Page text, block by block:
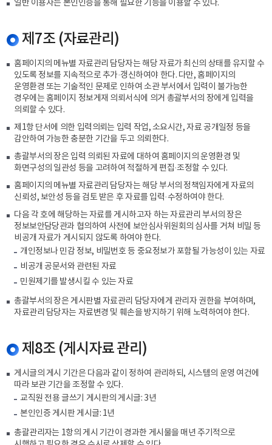
일반 이용자는 본인인증을 통해 필요한 기능을 이용할 수 있다.
제7조 (자료관리)
홈페이지의 메뉴별 자료관리 담당자는 해당 자료가 최신의 상태를 유지할 수
있도록 정보를 지속적으로 추가·갱신하여야 한다. 다만, 홈페이지의
운영환경 또는 기술적인 문제로 인하여 소관 부서에서 입력이 불가능한
경우에는 홈페이지 정보게재 의뢰서식에 의거 총괄부서의 장에게 입력을
의뢰할 수 있다.
제1항 단서에 의한 입력의뢰는 입력 작업, 소요시간, 자료 공개일정 등을
감안하여 가능한 충분한 기간을 두고 의뢰한다.
총괄부서의 장은 입력 의뢰된 자료에 대하여 홈페이지의 운영환경 및
화면구성의 일관성 등을 고려하여 적절하게 편집·조정할 수 있다.
홈페이지의 메뉴별 자료관리 담당자는 해당 부서의 정책임자에게 자료의
신뢰성, 보안성 등을 검토 받은 후 자료를 입력·수정하여야 한다.
다음 각 호에 해당하는 자료를 게시하고자 하는 자료관리 부서의 장은
정보보안담당관과 협의하여 사전에 보안심사위원회의 심사를 거쳐 비밀 등
비공개 자료가 게시되지 않도록 하여야 한다.
개인정보나 민감 정보, 비밀번호 등 중요정보가 포함될 가능성이 있는 자료
비공개 공문서와 관련된 자료
민원제기를 발생시킬 수 있는 자료
총괄부서의 장은 게시판별 자료관리 담당자에게 관리자 권한을 부여하며,
자료관리 담당자는 자료변경 및 훼손을 방지하기 위해 노력하여야 한다.
제8조 (게시자료 관리)
게시글의 게시 기간은 다음과 같이 정하여 관리하되, 시스템의 운영 여건에
따라 보관 기간을 조정할 수 있다.
교직원 전용 글쓰기 게시판의 게시글: 3년
본인인증 게시판 게시글: 1년
총괄관리자는 1항의 게시 기간이 경과한 게시물을 매년 주기적으로